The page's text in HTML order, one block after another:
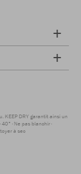
KEEP DRY garantit ainsi un
40° Ne pas blanchir
à sec